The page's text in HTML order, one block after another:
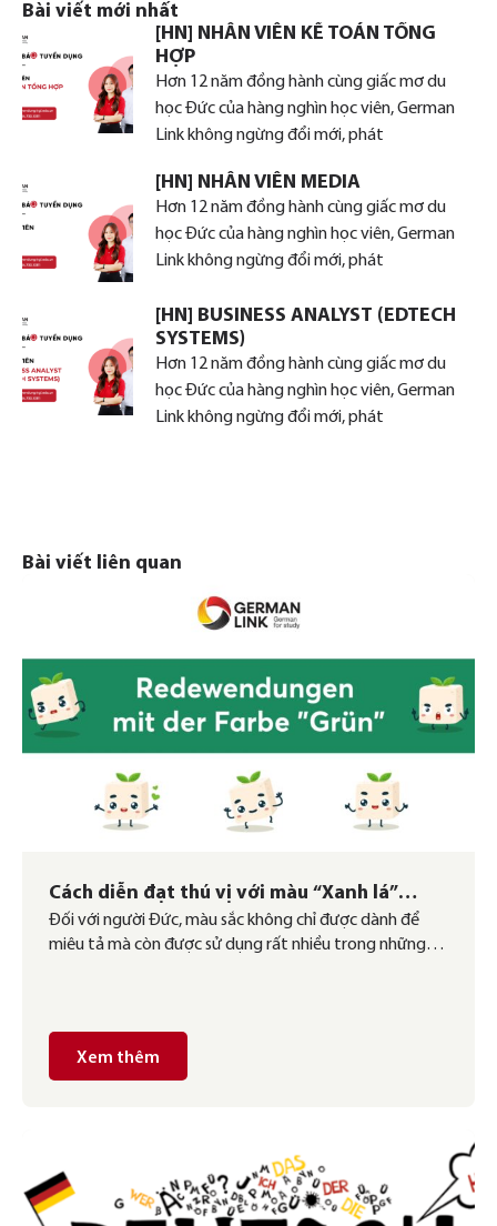
Bài viết mới nhất
[HN] NHÂN VIÊN KẾ TOÁN TỔNG
HỢP
Hơn 12 năm đồng hành cùng giấc mơ du
học Đức của hàng nghìn học viên, German
Link không ngừng đổi mới, phát
[HN] NHÂN VIÊN MEDIA
Hơn 12 năm đồng hành cùng giấc mơ du
học Đức của hàng nghìn học viên, German
Link không ngừng đổi mới, phát
[HN] BUSINESS ANALYST (EDTECH
SYSTEMS)
Hơn 12 năm đồng hành cùng giấc mơ du
học Đức của hàng nghìn học viên, German
Link không ngừng đổi mới, phát
Bài viết liên quan
Cách diễn đạt thú vị với màu “Xanh lá”
trong tiếng Đức
Đối với người Đức, màu sắc không chỉ được dành để
miêu tả mà còn được sử dụng rất nhiều trong những
Xem thêm